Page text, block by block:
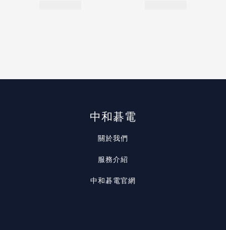
中和碁電
關於我們
服務介紹
中和碁電官網